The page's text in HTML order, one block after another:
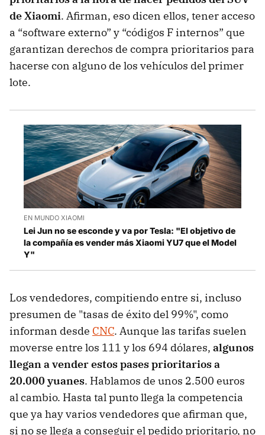
de Xiaomi. Afirman, eso dicen ellos, tener acceso
a “software externo” y “códigos F internos” que
garantizan derechos de compra prioritarios para
hacerse con alguno de los vehículos del primer
lote.
EN MUNDO XIAOMI
Lei Jun no se esconde y va por Tesla: "El objetivo de
la compañía es vender más Xiaomi YU7 que el Model
Y"
Los vendedores, compitiendo entre si, incluso
presumen de "tasas de éxito del 99%", como
informan desde CNC. Aunque las tarifas suelen
moverse entre los 111 y los 694 dólares, algunos
llegan a vender estos pases prioritarios a
20.000 yuanes. Hablamos de unos 2.500 euros
al cambio. Hasta tal punto llega la competencia
que ya hay varios vendedores que afirman que,
si no se llega a conseguir el pedido prioritario, no